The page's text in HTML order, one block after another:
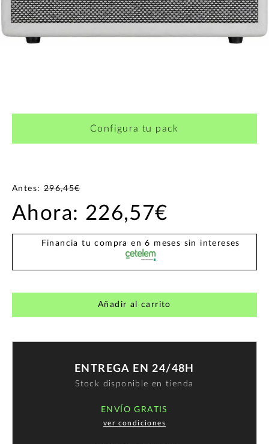
Configura tu pack
Antes:296,45€
Ahora: 226,57€
Financia tu compra en 6 meses sin intereses
Añadir al carrito
ENTREGA EN 24/48H
Stock disponible en tienda
ENVÍO GRATIS
ver condiciones